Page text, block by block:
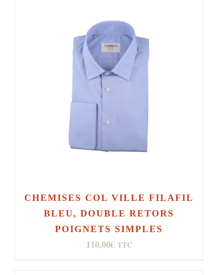
CHEMISES COL VILLE FILAFIL
BLEU, DOUBLE RETORS
POIGNETS SIMPLES
110,00€ TTC